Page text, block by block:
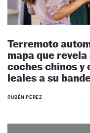
Terremoto
mapa que
coches chinos y
leales a su
RUBÉN PÉREZ